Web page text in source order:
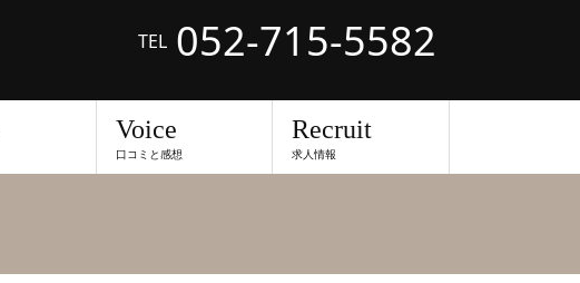
TEL 052-715-5582
Voice
口コミと感想
Recruit
求人情報